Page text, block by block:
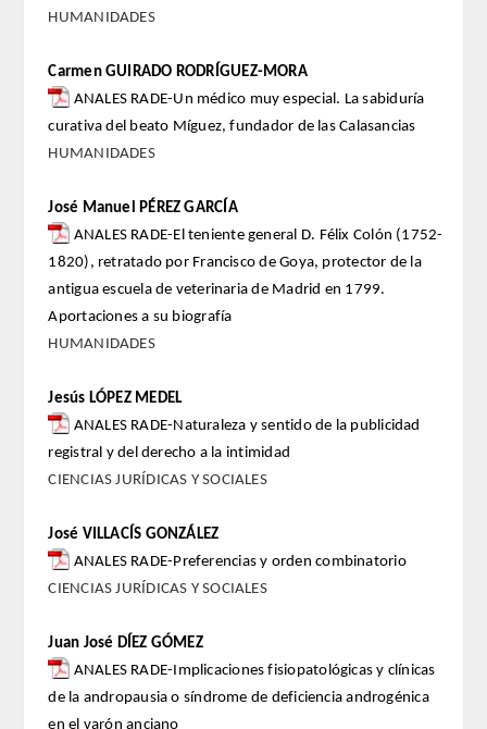
MEDICINA
CIENCIAS EXPERIMENTALES
FARMACIA
INGENIERíA
ARQUITECTURA Y BELLAS ARTES
VETERINARIA
NUMERO
SUPERNUMERARIOS
Nacionales
HONOR
HISTÓRICO DE ACADÉMICOS
HUMANIDADES
Carmen GUIRADO RODRÍGUEZ-MORA
ANALES RADE-Un médico muy especial. La sabiduría
curativa del beato Míguez, fundador de las Calasancias
HUMANIDADES
José Manuel PÉREZ GARCÍA
ANALES RADE-El teniente general D. Félix Colón (1752-
1820), retratado por Francisco de Goya, protector de la
antigua escuela de veterinaria de Madrid en 1799.
Aportaciones a su biografía
HUMANIDADES
Jesús LÓPEZ MEDEL
ANALES RADE-Naturaleza y sentido de la publicidad
registral y del derecho a la intimidad
CIENCIAS JURÍDICAS Y SOCIALES
José VILLACÍS GONZÁLEZ
ANALES RADE-Preferencias y orden combinatorio
CIENCIAS JURÍDICAS Y SOCIALES
Juan José DÍEZ GÓMEZ
ANALES RADE-Implicaciones fisiopatológicas y clínicas
de la andropausia o síndrome de deficiencia androgénica
en el varón anciano